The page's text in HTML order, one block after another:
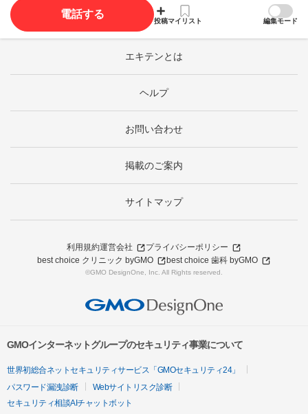
電話する
投稿マイリスト 編集モード
エキテンとは
ヘルプ
お問い合わせ
掲載のご案内
サイトマップ
利用規約運営会社
プライバシーポリシー
best choice クリニック byGMO
best choice 歯科 byGMO
©GMO DesignOne, Inc. All Rights reserved.
GMOインターネットグループのセキュリティ事業について
世界初総合ネットセキュリティサービス「GMOセキュリティ24」
パスワード漏洩診断
Webサイトリスク診断
セキュリティ相談AIチャットボット